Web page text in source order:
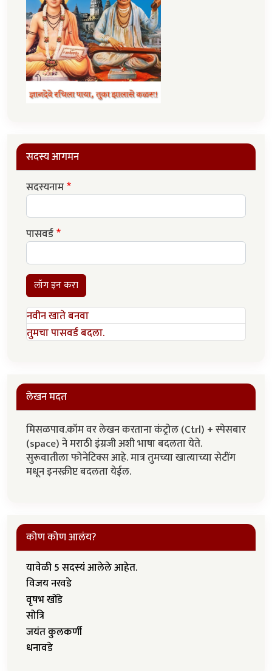
सदस्य आगमन
सदस्यनाम
पासवर्ड
लॉग इन करा
नवीन खाते बनवा
तुमचा पासवर्ड बदला.
लेखन मदत
मिसळपाव.कॉम वर लेखन करताना कंट्रोल (Ctrl) + स्पेसबार
(space) ने मराठी इंग्रजी अशी भाषा बदलता येते.
सुरूवातीला फोनेटिक्स आहे. मात्र तुमच्या खात्याच्या सेटींग
मधून इनस्क्रीप्ट बदलता येईल.
कोण कोण आलंय?
यावेळी 5 सदस्यं आलेले आहेत.
विजय नरवडे
वृषभ खोंडे
सोत्रि
जयंत कुलकर्णी
धनावडे